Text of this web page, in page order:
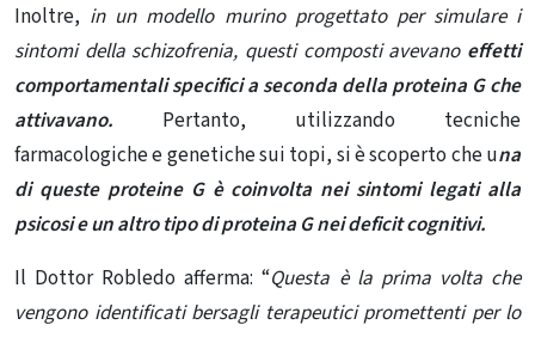
Inoltre, in un modello murinoprogettato per simulare i
sintomi della schizofrenia, questi composti avevanoeffetti
comportamentali specifici a seconda della proteina G che
attivavano. Pertanto, utilizzando tecniche
farmacologiche e genetiche sui topi, si è scoperto che una
di queste proteine ​​G è coinvolta nei sintomi legati alla
psicosi e un altro tipo di proteina G nei deficit cognitivi.
Il Dottor Robledo afferma: “Questa è la prima volta che
vengono identificati bersagli terapeutici promettenti per lo